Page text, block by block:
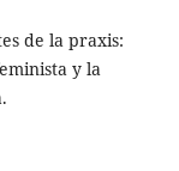
de la praxis:
y la